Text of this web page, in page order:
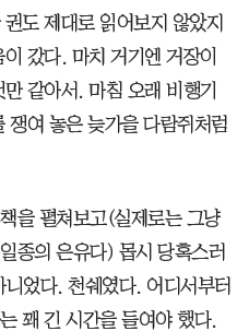
도 제대로 읽어보지 않았지
갔다. 마치 거기엔 거장이
같아서. 마침 오래 비행기
쟁여 놓은 늦가을 다람쥐처럼
을 펼쳐보고(실제로는 그냥
종의 은유다) 몹시 당혹스러
었다. 천쉐였다. 어디서부터
꽤 긴 시간을 들여야 했다.